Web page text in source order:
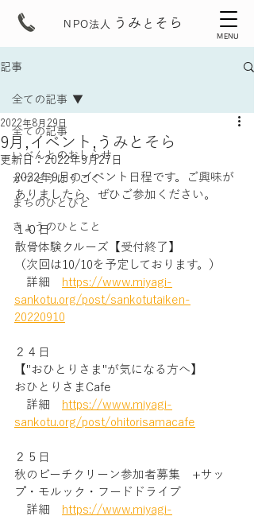
うみ と そら
NPO法人
MENU
記事
全ての記事
いべんとのおしらせ
かつどうほうこく
まちのひとびと
きょうのひとこと
全ての記事
9月,イベント,うみとそら
2022年8月29日
更新日：2022年9月27日
2022年9月のイベント日程です。ご興味が
ありましたら、ぜひご参加ください。
１０日
散骨体験クルーズ【受付終了】
（次回は10/10を予定しております。）
詳細
https://www.miyagi-
sankotu.org/post/sankotutaiken-
20220910
２４日
【"おひとりさま"が気になる方へ】
おひとりさまCafe
詳細
https://www.miyagi-
sankotu.org/post/ohitorisamacafe
２５日
秋のビーチクリーン参加者募集　+サッ
プ・モルック・フードドライブ
詳細
https://www.miyagi-